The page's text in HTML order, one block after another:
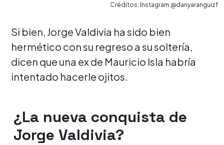
Créditos: Instagram @danyaranguizf
Si bien, Jorge Valdivia ha sido bien
hermético con su regreso a su soltería,
dicen que una ex de Mauricio Isla habría
intentado hacerle ojitos.
¿La nueva conquista de
Jorge Valdivia?